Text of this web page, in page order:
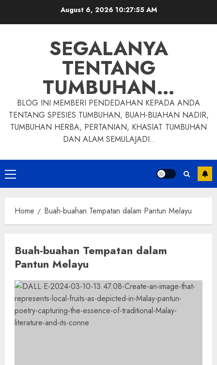
August 6, 2026 10:27:56 AM
SEGALANYA
TENTANG
TUMBUHAN…
BLOG INI MEMBERI PENDEDAHAN KEPADA ANDA
TENTANG SPESIES TUMBUHAN, BUAH-BUAHAN NADIR,
TUMBUHAN HERBA, PERTANIAN, KHASIAT TUMBUHAN
DAN ALAM SEMULAJADI..
Primary
Menu
Home Buah-buahan Tempatan dalam Pantun Melayu
Buah-buahan Tempatan dalam
Pantun Melayu